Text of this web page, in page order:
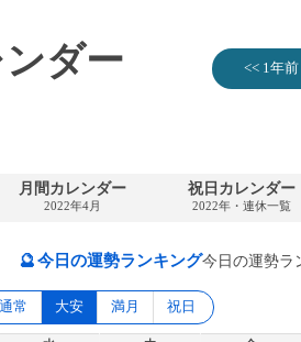
ダー << 1年前
月間カレンダー
2022年4月
祝日カレンダー
2022年・連休一覧
🔮今日の運勢ランキング今日の運勢ラ
通常 大安 満月 祝日